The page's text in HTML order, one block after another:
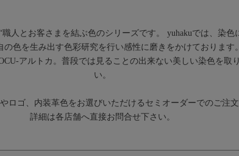
人とお客さまを結ぶ色のシリーズです。 yuhakuでは、染
色を生み出す色彩研究を行い感性に磨きをかけておりま
アルトカ。普段では見ることの出来ない美しい染色を取
い。
ロゴ、内装革色をお選びいただけるセミオーダーでのご注
詳細は各店舗へ直接お問合せ下さい。